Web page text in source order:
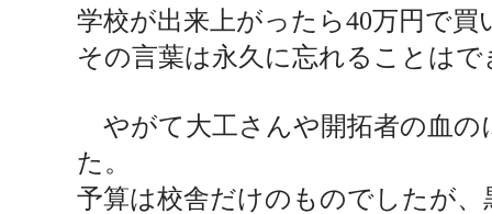
学校が出来上がったら40万円で買
その言葉は永久に忘れることは
やがて大工さんや開拓者の血の
た。
予算は校舎だけのものでしたが